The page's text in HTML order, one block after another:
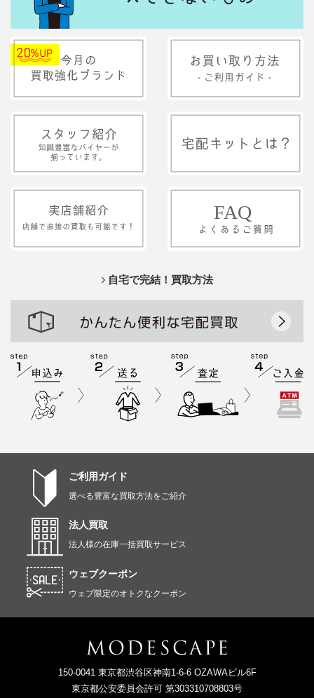
自宅で完結！買取方法
ご利用ガイド
選べる豊富な買取方法をご紹介
法人買取
法人様の在庫一括買取サービス
ウェブクーポン
ウェブ限定のオトクなクーポン
150-0041 東京都渋谷区神南1-6-6 OZAWAビル6F
東京都公安委員会許可 第303310708803号